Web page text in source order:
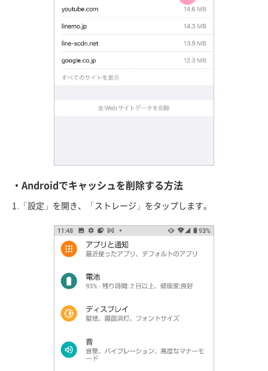
・Androidでキャッシュを削除する方法
1.「設定」を開き、「ストレージ」をタップします。